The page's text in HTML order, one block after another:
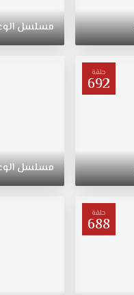
مسلسل
حلقة
692
مسلسل
حلقة
688